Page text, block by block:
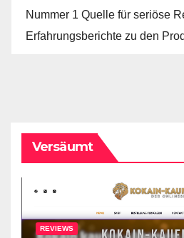
Nummer 1 Quelle für seriöse
Erfahrungsberichte zu den
Versäumt
REVIEWS